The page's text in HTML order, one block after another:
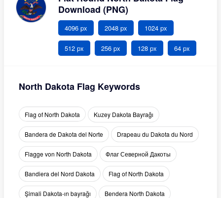
Download (PNG)
4096 px 2048 px 1024 px
512 px 256 px 128 px 64 px
North Dakota Flag Keywords
Flag of North Dakota Kuzey Dakota Bayrağı
Bandera de Dakota del Norte Drapeau du Dakota du Nord
Flagge von North Dakota Флаг Северной Дакоты
Bandiera del Nord Dakota Flag of North Dakota
Şimali Dakota-ın bayrağı Bendera North Dakota